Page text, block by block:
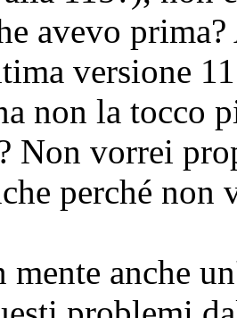
avevo
versione
non la tocco
Non vorrei
perché non
anche